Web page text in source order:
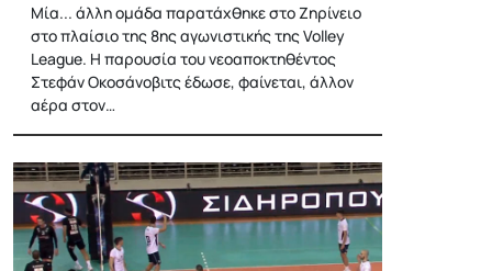
Μία... άλλη ομάδα παρατάχθηκε στο Ζηρίνειο
στο πλαίσιο της 8ης αγωνιστικής της Volley
League. Η παρουσία του νεοαποκτηθέντος
Στεφάν Οκοσάνοβιτς έδωσε, φαίνεται, άλλον
αέρα στον…